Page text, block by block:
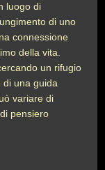
luogo di
di uno
connessione
della vita.
un rifugio
di una guida
variare di
pensiero